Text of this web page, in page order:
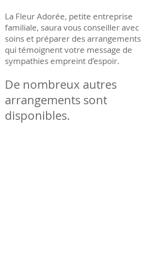
La Fleur Adorée, petite entreprise
familiale, saura vous conseiller avec
soins et préparer des arrangements
qui témoignent votre message de
sympathies empreint d’espoir.
De nombreux autres
arrangements sont
disponibles.